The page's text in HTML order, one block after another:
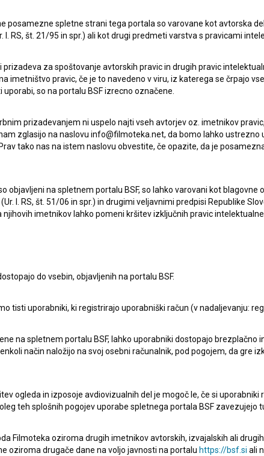
Izbrisana (2018)
drama
posamezne spletne strani tega portala so varovane kot avtorska
l. RS, št. 21/95 in spr.) ali kot drugi predmeti varstva s pravicami
prizadeva za spoštovanje avtorskih pravic in drugih pravic
imetništvo pravic, če je to navedeno v viru, iz katerega se črpajo
so na portalu BSF izrecno označene.
prizadevanjem ni uspelo najti vseh avtorjev oz. imetnikov
zglasijo na naslovu info@filmoteka.net, da bomo lahko ustrezno
tako nas na istem naslovu obvestite, če opazite, da je
objavljeni na spletnem portalu BSF, so lahko varovani kot
l. RS, št. 51/06 in spr.) in drugimi veljavnimi predpisi Republike
imetnikov lahko pomeni kršitev izključnih pravic intelektualne
do vsebin, objavljenih na portalu BSF.
tisti uporabniki, ki registrirajo uporabniški račun (v nadaljevanju:
na spletnem portalu BSF, lahko uporabniki dostopajo brezplačno
način naložijo na svoj osebni računalnik, pod pogojem, da gre
ogleda in izposoje avdiovizualnih del je mogoč le, če si
teh splošnih pogojev uporabe spletnega portala BSF zavezujejo
Filmoteka oziroma drugih imetnikov avtorskih, izvajalskih ali
oziroma drugače dane na voljo javnosti na portalu https://bsf.si ali